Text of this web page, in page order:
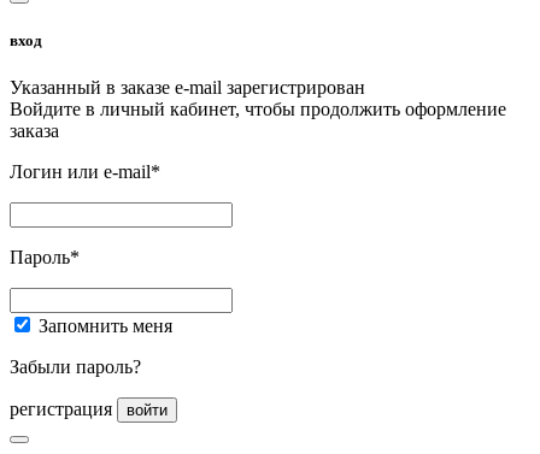
вход
Указанный в заказе e-mail зарегистрирован
Войдите в личный кабинет, чтобы продолжить оформление
заказа
Логин или e-mail*
Пароль*
Запомнить меня
Забыли пароль?
регистрация войти